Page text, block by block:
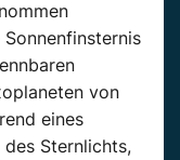
von
eines
des Sternlichts,